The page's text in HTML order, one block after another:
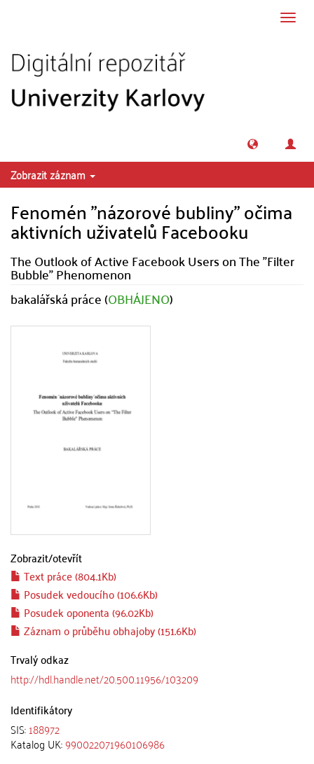
Zobrazit záznam
Fenomén "názorové bubliny" očima
aktivních uživatelů Facebooku
The Outlook of Active Facebook Users on The "Filter
Bubble" Phenomenon
bakalářská práce (OBHÁJENO)
Zobrazit/otevřít
Text práce (804.1Kb)
Posudek vedoucího (106.6Kb)
Posudek oponenta (96.02Kb)
Záznam o průběhu obhajoby (151.6Kb)
Trvalý odkaz
http://hdl.handle.net/20.500.11956/103209
Identifikátory
SIS:188972
Katalog UK:990022071960106986